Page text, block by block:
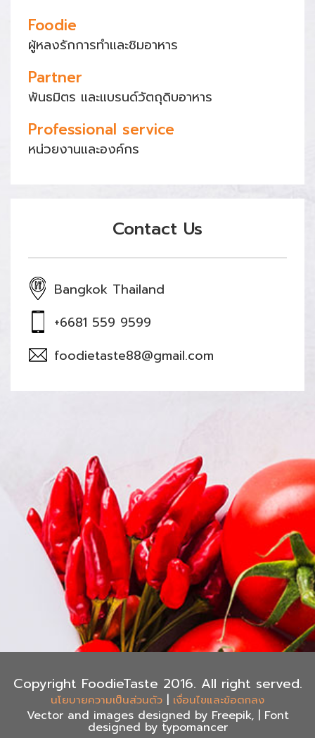
Foodie
ผู้หลงรักการทำและชิมอาหาร
Partner
พันธมิตร และแบรนด์วัตถุดิบอาหาร
Professional service
หน่วยงานและองค์กร
Contact Us
Bangkok Thailand
+6681 559 9599
foodietaste88@gmail.com
Copyright FoodieTaste 2016. All right served.
นโยบายความเป็นส่วนตัว | เงื่อนไขและข้อตกลง
Vector and images designed by Freepik, | Font
designed by typomancer